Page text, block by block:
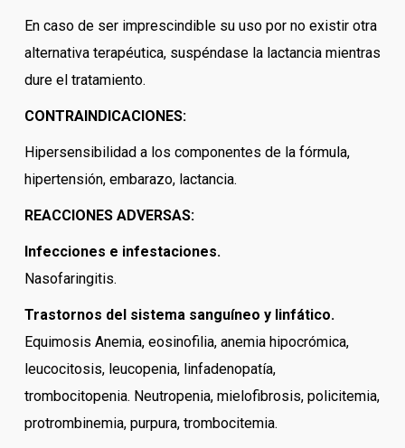
En caso de ser imprescindible su uso por no existir otra
alternativa terapéutica, suspéndase la lactancia mientras
dure el tratamiento.
CONTRAINDICACIONES:
Hipersensibilidad a los componentes de la fórmula,
hipertensión, embarazo, lactancia.
REACCIONES ADVERSAS:
Infecciones e infestaciones.
Nasofaringitis.
Trastornos del sistema sanguíneo y linfático.
Equimosis Anemia, eosinofilia, anemia hipocrómica,
leucocitosis, leucopenia, linfadenopatía,
trombocitopenia. Neutropenia, mielofibrosis, policitemia,
protrombinemia, purpura, trombocitemia.